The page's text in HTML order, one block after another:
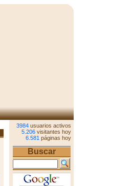
3984 usuarios activos
5.206 visitantes hoy
6.581 páginas hoy
Buscar